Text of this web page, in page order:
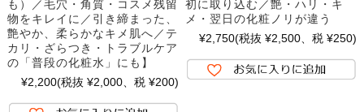
も）／毛穴・角質・コスメ残留
物をキレイに／引き締まった、
艶やか、柔らかなキメ肌へ／テ
カリ・ざらつき・トラブルケア
の「普段の化粧水」にも】
¥2,200(税抜 ¥2,000、税 ¥200)
初に取り込む／艶・ハリ・キ
メ・翌日の化粧ノリが違う
¥2,750(税抜 ¥2,500、税 ¥250)